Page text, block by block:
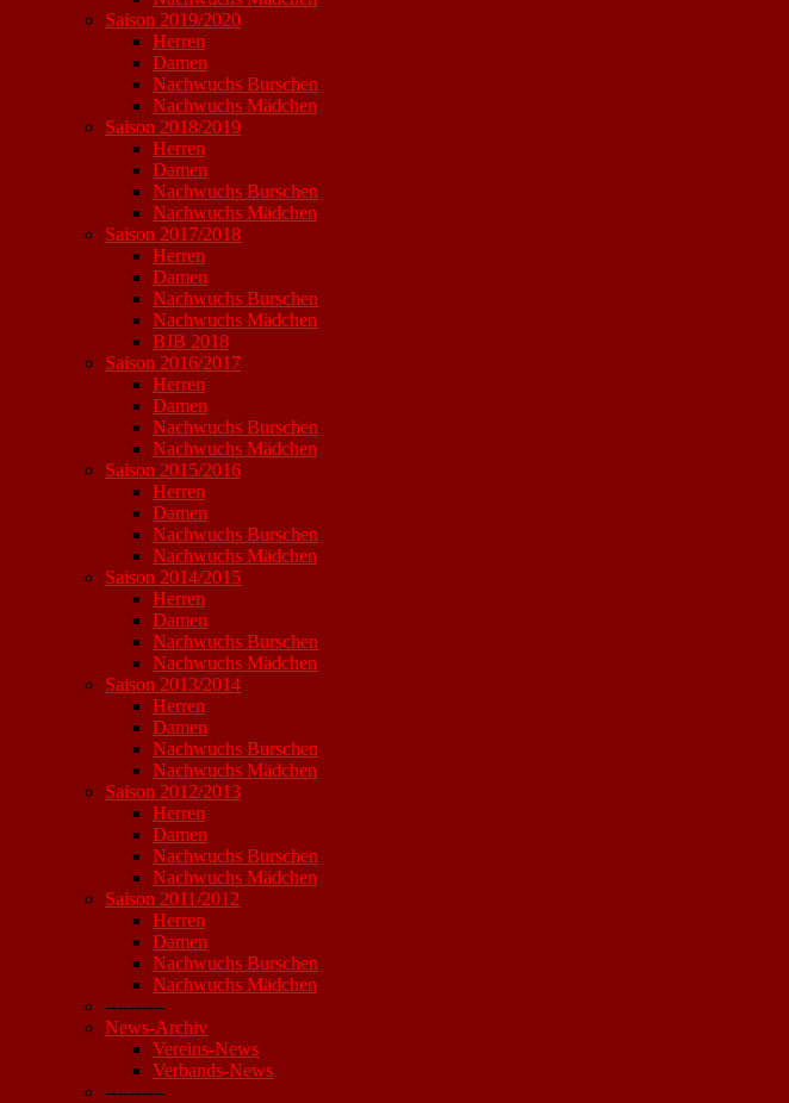
Saison 2019/2020
Herren
Damen
Nachwuchs Burschen
Nachwuchs Mädchen
Saison 2018/2019
Herren
Damen
Nachwuchs Burschen
Nachwuchs Mädchen
Saison 2017/2018
Herren
Damen
Nachwuchs Burschen
Nachwuchs Mädchen
BJB 2018
Saison 2016/2017
Herren
Damen
Nachwuchs Burschen
Nachwuchs Mädchen
Saison 2015/2016
Herren
Damen
Nachwuchs Burschen
Nachwuchs Mädchen
Saison 2014/2015
Herren
Damen
Nachwuchs Burschen
Nachwuchs Mädchen
Saison 2013/2014
Herren
Damen
Nachwuchs Burschen
Nachwuchs Mädchen
Saison 2012/2013
Herren
Damen
Nachwuchs Burschen
Nachwuchs Mädchen
Saison 2011/2012
Herren
Damen
Nachwuchs Burschen
Nachwuchs Mädchen
----------
News-Archiv
Vereins-News
Verbands-News
----------